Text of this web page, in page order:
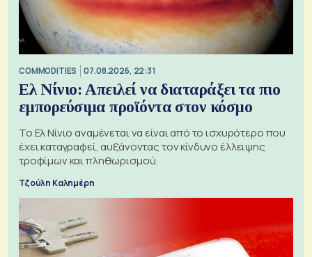
COMMODITIES 07.08.2026, 22:31
Ελ Νίνιο: Απειλεί να διαταράξει τα πιο
εμπορεύσιμα προϊόντα στον κόσμο
Το Ελ Νίνιο αναμένεται να είναι από το ισχυρότερο που
έχει καταγραφεί, αυξάνοντας τον κίνδυνο έλλειψης
τροφίμων και πληθωρισμού.
Τζούλη Καλημέρη